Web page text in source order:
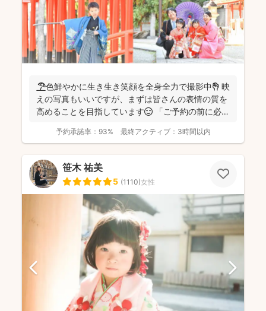
🏖️色鮮やかに生き生き笑顔を全身全力で撮影中✊ 映
えの写真もいいですが、まずは皆さんの表情の質を
高めることを目指しています😊 「ご予約の前に必ず
予約承諾率： 93% 最終アクティブ： 3時間以内
笹木 祐美
5 (1110)女性